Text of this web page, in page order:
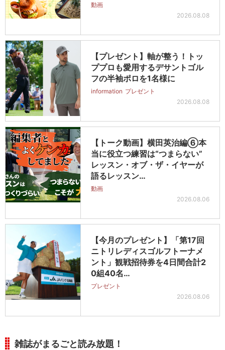
動画
2026.08.08
【プレゼント】軸が整う！トッ
ププロも愛用するデサントゴル
フの半袖ポロを1名様に
information プレゼント
2026.08.08
【トーク動画】横田英治編⑥本
当に役立つ練習は“つまらない”
レッスン・オブ・ザ・イヤーが
語るレッスン…
動画
2026.08.06
【今月のプレゼント】「第17回
ニトリレディスゴルフトーナメ
ント」観戦招待券を4日間合計2
0組40名…
プレゼント
2026.08.06
雑誌がまるごと読み放題！